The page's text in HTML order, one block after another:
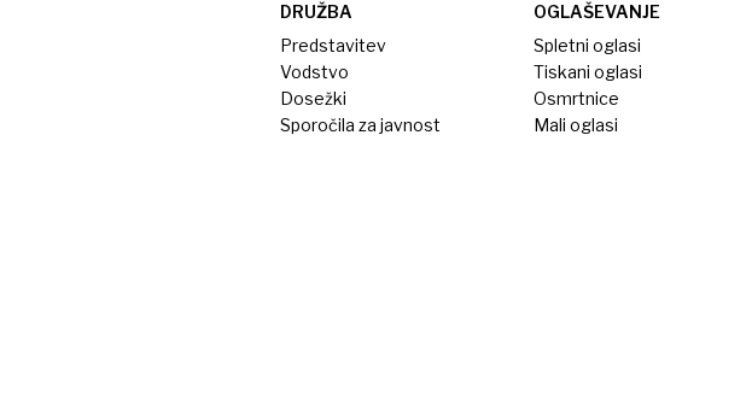
DRUŽBA
Predstavitev
Vodstvo
Dosežki
Sporočila za javnost
OGLAŠEVANJE
Spletni oglasi
Tiskani oglasi
Osmrtnice
Mali oglasi